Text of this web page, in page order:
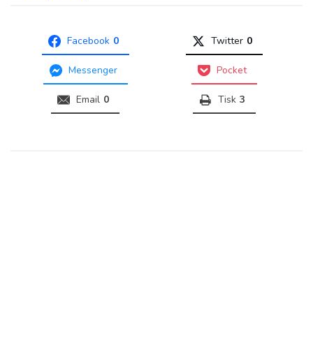
Facebook 0 Twitter 0
Messenger Pocket
Email 0 Tisk 3